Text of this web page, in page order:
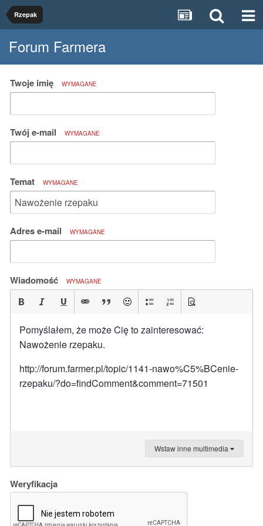
Rzepak
Forum Farmera
Twoje imię WYMAGANE
Twój e-mail WYMAGANE
Temat WYMAGANE
Adres e-mail WYMAGANE
Wiadomość WYMAGANE
Pomyślałem, że może Cię to zainteresować:
Nawożenie rzepaku.
http://forum.farmer.pl/topic/1141-nawo%C5%BCenie-
rzepaku/?do=findComment&comment=71501
Wstaw inne multimedia
Weryfikacja